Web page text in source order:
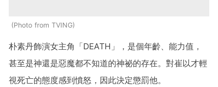
Photo from TVING
朴素丹飾演女主角「DEATH」，是個年齡、能力值，
甚至是神還是惡魔都不知道的神祕的存在。對崔以才輕
視死亡的態度感到憤怒，因此決定懲罰他。